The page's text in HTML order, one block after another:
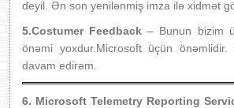
deyil. Ən son yenilənmiş imza ilə xidmət
5.Costumer Feedback– Bunun bizim
önəmi yoxdur.Microsoft üçün önəmlidir.
davam edirəm.
6. Microsoft Telemetry Reporting